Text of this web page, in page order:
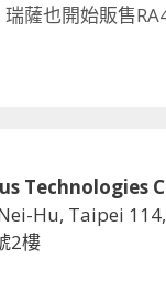
瑞薩也開始販售
Technologies
Hu, Taipei
2樓